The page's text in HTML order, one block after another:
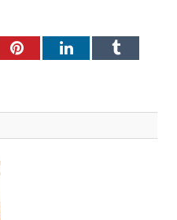
PinterestLinkedInTumblr